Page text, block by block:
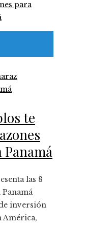
te
las 8
inversión
América,